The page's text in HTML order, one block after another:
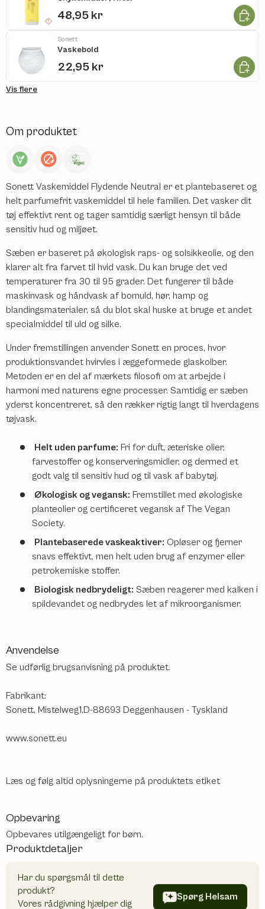
48,95 kr Læg i
Sonett
Vaskebold
22,95 kr Læg i
Vis flere
Om produktet
Sonett Vaskemiddel Flydende Neutral er et plantebaseret og
helt parfumefrit vaskemiddel til hele familien. Det vasker dit
tøj effektivt rent og tager samtidig særligt hensyn til både
sensitiv hud og miljøet.
Sæben er baseret på økologisk raps- og solsikkeolie, og den
klarer alt fra farvet til hvid vask. Du kan bruge det ved
temperaturer fra 30 til 95 grader. Det fungerer til både
maskinvask og håndvask af bomuld, hør, hamp og
blandingsmaterialer, så du blot skal huske at bruge et andet
specialmiddel til uld og silke.
Under fremstillingen anvender Sonett en proces, hvor
produktionsvandet hvirvles i æggeformede glaskolber.
Metoden er en del af mærkets filosofi om at arbejde i
harmoni med naturens egne processer. Samtidig er sæben
yderst koncentreret, så den rækker rigtig langt til hverdagens
tøjvask.
Helt uden parfume: Fri for duft, æteriske olier,
farvestoffer og konserveringsmidler, og dermed et
godt valg til sensitiv hud og til vask af babytøj.
Økologisk og vegansk: Fremstillet med økologiske
planteolier og certificeret vegansk af The Vegan
Society.
Plantebaserede vaskeaktiver: Opløser og fjerner
snavs effektivt, men helt uden brug af enzymer eller
petrokemiske stoffer.
Biologisk nedbrydeligt: Sæben reagerer med kalken i
spildevandet og nedbrydes let af mikroorganismer.
Anvendelse
Se udførlig brugsanvisning på produktet.
Fabrikant:
Sonett, Mistelweg1,D-88693 Deggenhausen - Tyskland
www.sonett.eu
Læs og følg altid oplysningerne på produktets etiket
Opbevaring
Opbevares utilgængeligt for børn.
Produktdetaljer
Har du spørgsmål til dette
produkt?
Vores rådgivning hjælper dig
Spørg Helsam